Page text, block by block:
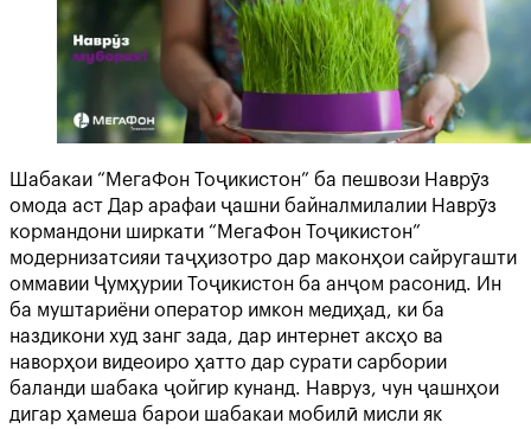
Шабакаи “МегаФон Тоҷикистон” ба пешвози Наврӯз
омода аст Дар арафаи ҷашни байналмилалии Наврӯз
кормандони ширкати “МегаФон Тоҷикистон”
модернизатсияи таҷҳизотро дар маконҳои сайругашти
оммавии Ҷумҳурии Тоҷикистон ба анҷом расонид. Ин
ба муштариёни оператор имкон медиҳад, ки ба
наздикони худ занг зада, дар интернет аксҳо ва
наворҳои видеоиро ҳатто дар сурати сарбории
баланди шабака ҷойгир кунанд. Навруз, чун ҷашнҳои
дигар ҳамеша барои шабакаи мобилӣ мисли як